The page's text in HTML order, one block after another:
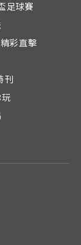
足球賽
彩直擊
刊